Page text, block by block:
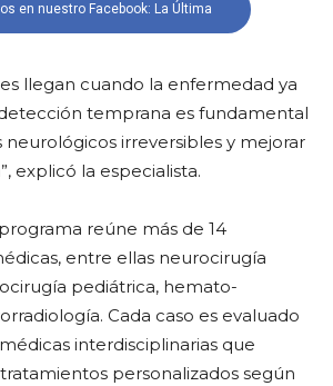
en nuestro Facebook: La Última
llegan cuando la enfermedad ya
temprana es fundamental
neurológicos irreversibles y mejorar
explicó la especialista.
reúne más de 14
entre ellas neurocirugía
pediátrica, hemato-
Cada caso es evaluado
interdisciplinarias que
personalizados según